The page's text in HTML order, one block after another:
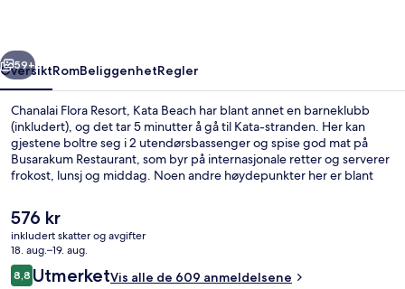
Neste
59+
OversiktRomBeliggenhetRegler
Chanalai Flora Resort, Kata Beach har blant annet en barneklubb
(inkludert), og det tar 5 minutter å gå til Kata-stranden. Her kan
gjestene boltre seg i 2 utendørsbassenger og spise god mat på
Busarakum Restaurant, som byr på internasjonale retter og serverer
frokost, lunsj og middag. Noen andre høydepunkter her er blant
Andre reisende skryter av blant annet den vennlige betjeningen.
Den
nåværende
prisen
er
576 kr
576 kr
inkludert skatter og avgifter
18. aug.–19. aug.
Anmeldelser
8,88,8 av 10 –
UtmerketVis alle de 609 anmeldelsene